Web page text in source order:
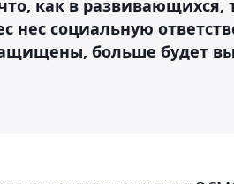
как в развивающихся,
нес социальную
больше будет